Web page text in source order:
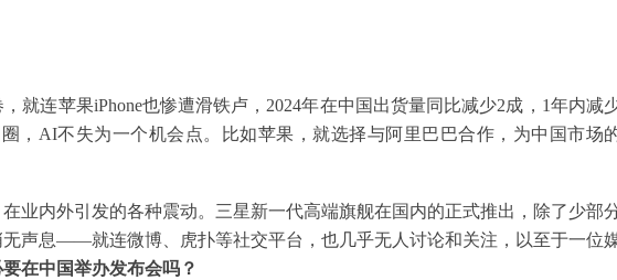
就连苹果iPhone也惨遭滑铁卢，2024年在中国出货量同比减少2成，1年内减
，AI不失为一个机会点。比如苹果，就选择与阿里巴巴合作，为中国市场
业内外引发的各种震动。三星新一代高端旗舰在国内的正式推出，除了少部
声息——就连微博、虎扑等社交平台，也几乎无人讨论和关注，以至于一位
在中国举办发布会吗？